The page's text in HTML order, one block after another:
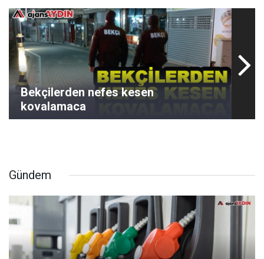
Bekçilerden nefes kesen
kovalamaca
Gündem